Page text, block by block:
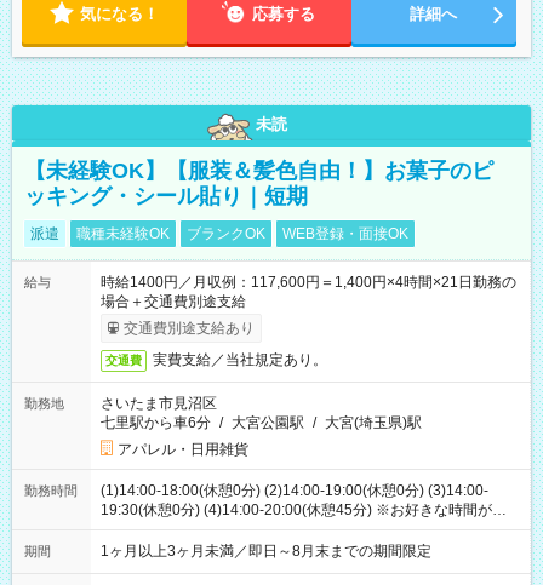
気になる！ 応募する 詳細へ
未読
【未経験OK】【服装＆髪色自由！】お菓子のピ
ッキング・シール貼り｜短期
派遣 職種未経験OK ブランクOK WEB登録・面接OK
給与
時給1400円／月収例：117,600円＝1,400円×4時間×21日勤務の
場合＋交通費別途支給
交通費別途支給あり
交通費 実費支給／当社規定あり。
勤務地
さいたま市見沼区
七里駅から車6分 / 大宮公園駅 / 大宮(埼玉県)駅
アパレル・日用雑貨
勤務時間
(1)14:00-18:00(休憩0分) (2)14:00-19:00(休憩0分) (3)14:00-
19:30(休憩0分) (4)14:00-20:00(休憩45分) ※お好きな時間が選べ
ます
期間 1ヶ月以上3ヶ月未満／即日～8月末までの期間限定